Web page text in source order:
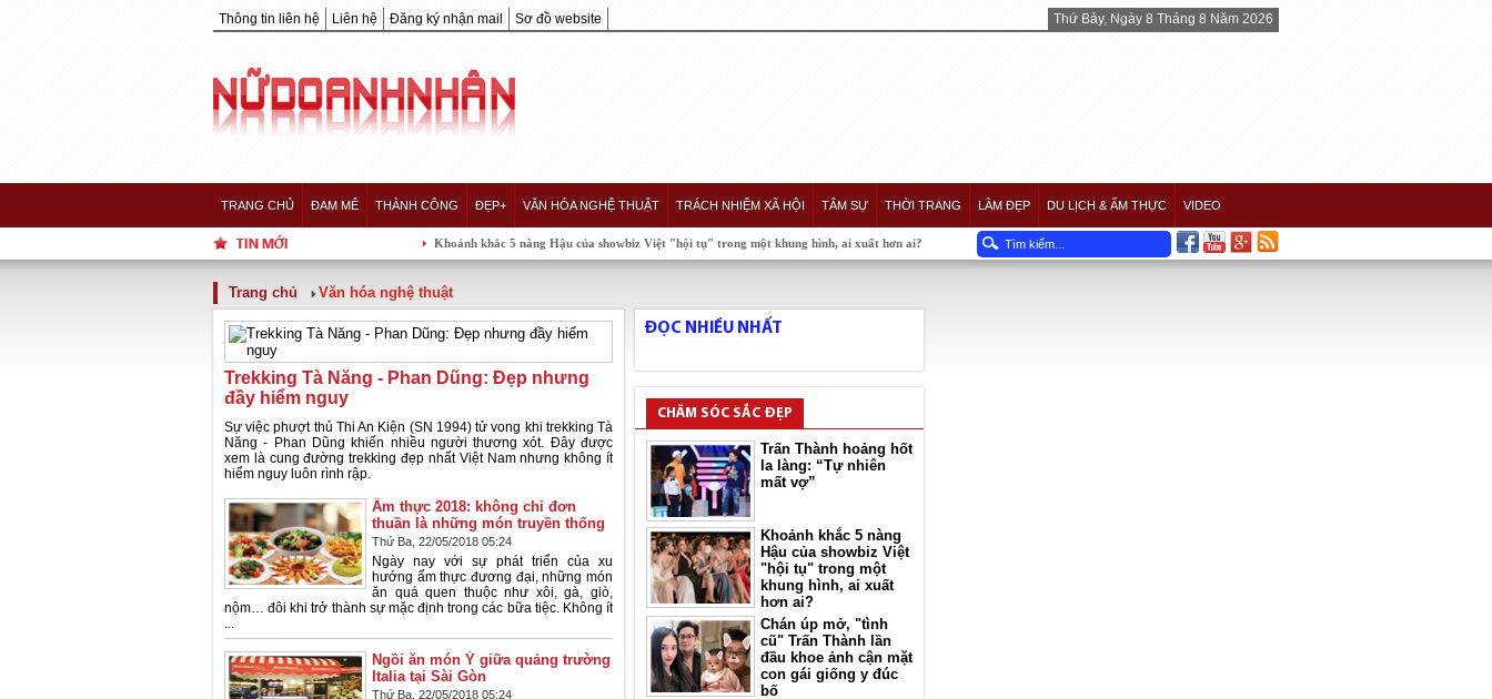
Thông tin liên hệ Liên hệ Đăng ký nhận mail Sơ đồ website Thứ Bảy, Ngày 8 Tháng 8 Năm 2026
TRANG CHỦ ĐAM MÊ THÀNH CÔNG ĐẸP+ VĂN HÓA NGHỆ THUẬT TRÁCH NHIỆM XÃ HỘI TÂM SỰ THỜI TRANG LÀM ĐẸP DU LỊCH & ẨM THỰC VIDEO
Khoảnh khắc 5 nàng Hậu của showbiz Việt "hội tụ" trong một khung hình, ai xuất hơn ai?
Trang chủ Văn hóa nghệ thuật
Trekking Tà Năng - Phan Dũng: Đẹp nhưng
đầy hiểm nguy
Sự việc phượt thủ Thi An Kiện (SN 1994) tử vong khi trekking Tà
Năng - Phan Dũng khiến nhiều người thương xót. Đây được
xem là cung đường trekking đẹp nhất Việt Nam nhưng không ít
hiểm nguy luôn rình rập.
Ẩm thực 2018: không chỉ đơn
thuần là những món truyền thống
Thứ Ba, 22/05/2018 05:24
Ngày nay với sự phát triển của xu
hướng ẩm thực đương đại, những món
ăn quá quen thuộc như xôi, gà, giò,
nộm… đôi khi trở thành sự mặc định trong các bữa tiệc. Không ít
...
Ngồi ăn món Ý giữa quảng trường
Italia tại Sài Gòn
Thứ Ba, 22/05/2018 05:24
ĐỌC NHIỀU NHẤT
CHĂM SÓC SẮC ĐẸP
Trấn Thành hoảng hốt
la làng: “Tự nhiên
mất vợ”
Khoảnh khắc 5 nàng
Hậu của showbiz Việt
"hội tụ" trong một
khung hình, ai xuất
hơn ai?
Chán úp mở, "tình
cũ" Trấn Thành lần
đầu khoe ảnh cận mặt
con gái giống y đúc
bố